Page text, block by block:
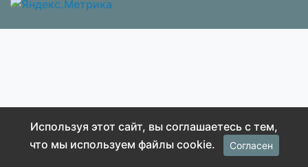
Используя этот сайт, вы соглашаетесь с тем,
что мы используем файлы cookie.
Согласен